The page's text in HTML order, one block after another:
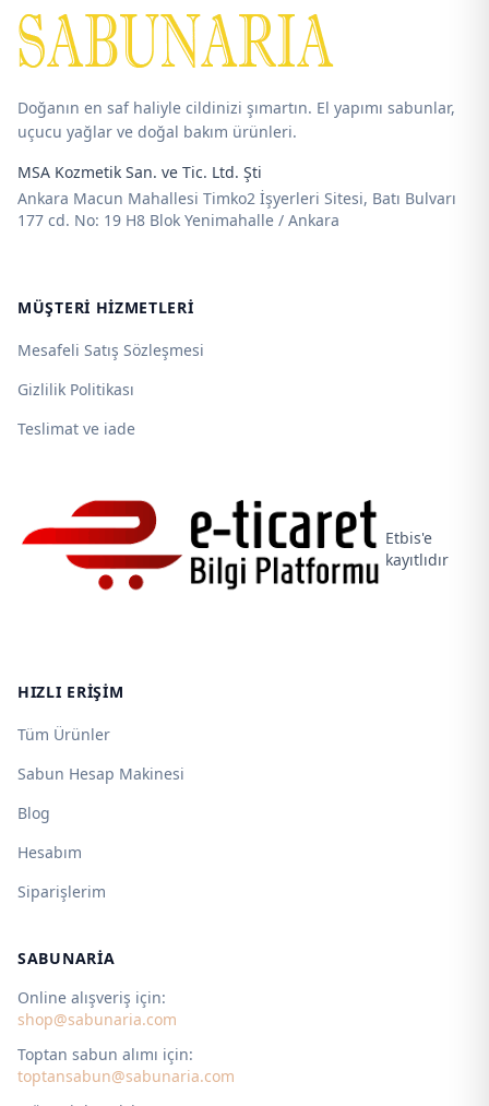
Doğanın en saf haliyle cildinizi şımartın. El yapımı sabunlar,
uçucu yağlar ve doğal bakım ürünleri.
MSA Kozmetik San. ve Tic. Ltd. Şti
Ankara Macun Mahallesi Timko2 İşyerleri Sitesi, Batı Bulvarı
177 cd. No: 19 H8 Blok Yenimahalle / Ankara
MÜŞTERI HIZMETLERI
Mesafeli Satış Sözleşmesi
Gizlilik Politikası
Teslimat ve iade
Etbis'e
kayıtlıdır
HIZLI ERIŞIM
Tüm Ürünler
Sabun Hesap Makinesi
Blog
Hesabım
Siparişlerim
SABUNARIA
Online alışveriş için:
shop@sabunaria.com
Toptan sabun alımı için:
toptansabun@sabunaria.com